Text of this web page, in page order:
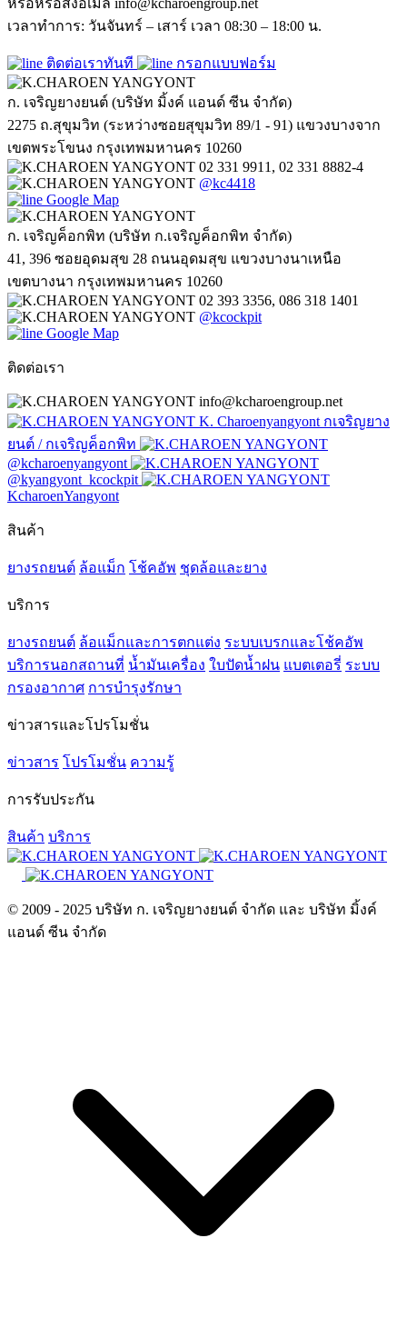
หรือหรือส่งอีเมล info@kcharoengroup.net
เวลาทำการ: วันจันทร์ – เสาร์ เวลา 08:30 – 18:00 น.
ติดต่อเราทันที กรอกแบบฟอร์ม
ก. เจริญยางยนต์ (บริษัท มิ้งค์ แอนด์ ซีน จำกัด)
2275 ถ.สุขุมวิท (ระหว่างซอยสุขุมวิท 89/1 - 91) แขวงบางจาก
เขตพระโขนง กรุงเทพมหานคร 10260
02 331 9911, 02 331 8882-4
@kc4418
Google Map
ก. เจริญค็อกพิท (บริษัท ก.เจริญค็อกพิท จำกัด)
41, 396 ซอยอุดมสุข 28 ถนนอุดมสุข แขวงบางนาเหนือ
เขตบางนา กรุงเทพมหานคร 10260
02 393 3356, 086 318 1401
@kcockpit
Google Map
ติดต่อเรา
info@kcharoengroup.net
K. Charoenyangyont กเจริญยาง
ยนต์ / กเจริญค็อกพิท
@kcharoenyangyont
@kyangyont_kcockpit
KcharoenYangyont
สินค้า
ยางรถยนต์ ล้อแม็ก โช้คอัพ ชุดล้อและยาง
บริการ
ยางรถยนต์ ล้อแม็กและการตกแต่ง ระบบเบรกและโช้คอัพ
บริการนอกสถานที่ น้ำมันเครื่อง ใบปัดน้ำฝน แบตเตอรี่ ระบบ
กรองอากาศ การบำรุงรักษา
ข่าวสารและโปรโมชั่น
ข่าวสาร โปรโมชั่น ความรู้
การรับประกัน
สินค้า บริการ
© 2009 - 2025 บริษัท ก. เจริญยางยนต์ จำกัด และ บริษัท มิ้งค์
แอนด์ ซีน จำกัด